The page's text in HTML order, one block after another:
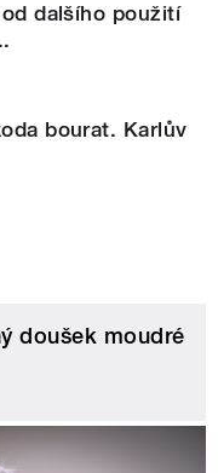
dalšího použití
bourat. Karlův
doušek moudré